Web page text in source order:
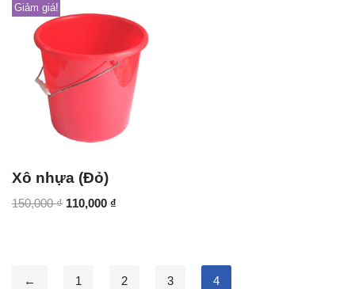
Giảm giá!
Xô nhựa (Đỏ)
150,000₫ 110,000 ₫
← 1 2 3 4